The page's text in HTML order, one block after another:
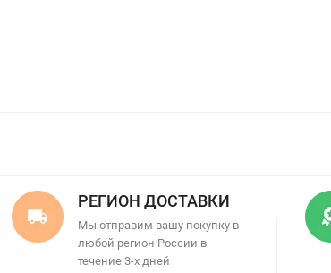
РЕГИОН ДОСТАВКИ
Мы отправим вашу покупку в
любой регион России в
течение 3-х дней